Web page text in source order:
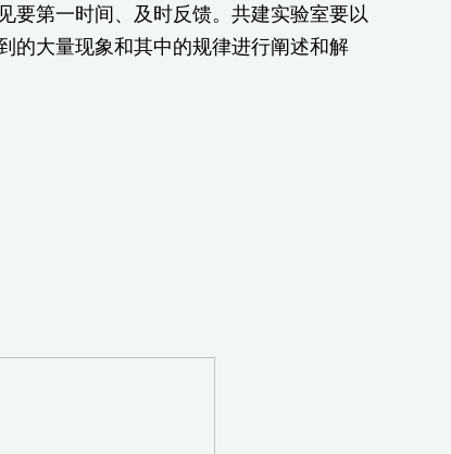
要第一时间、及时反馈。共建实验室要以
的大量现象和其中的规律进行阐述和解